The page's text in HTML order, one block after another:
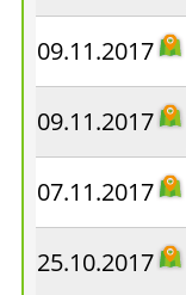
09.11.2017
09.11.2017
07.11.2017
25.10.2017